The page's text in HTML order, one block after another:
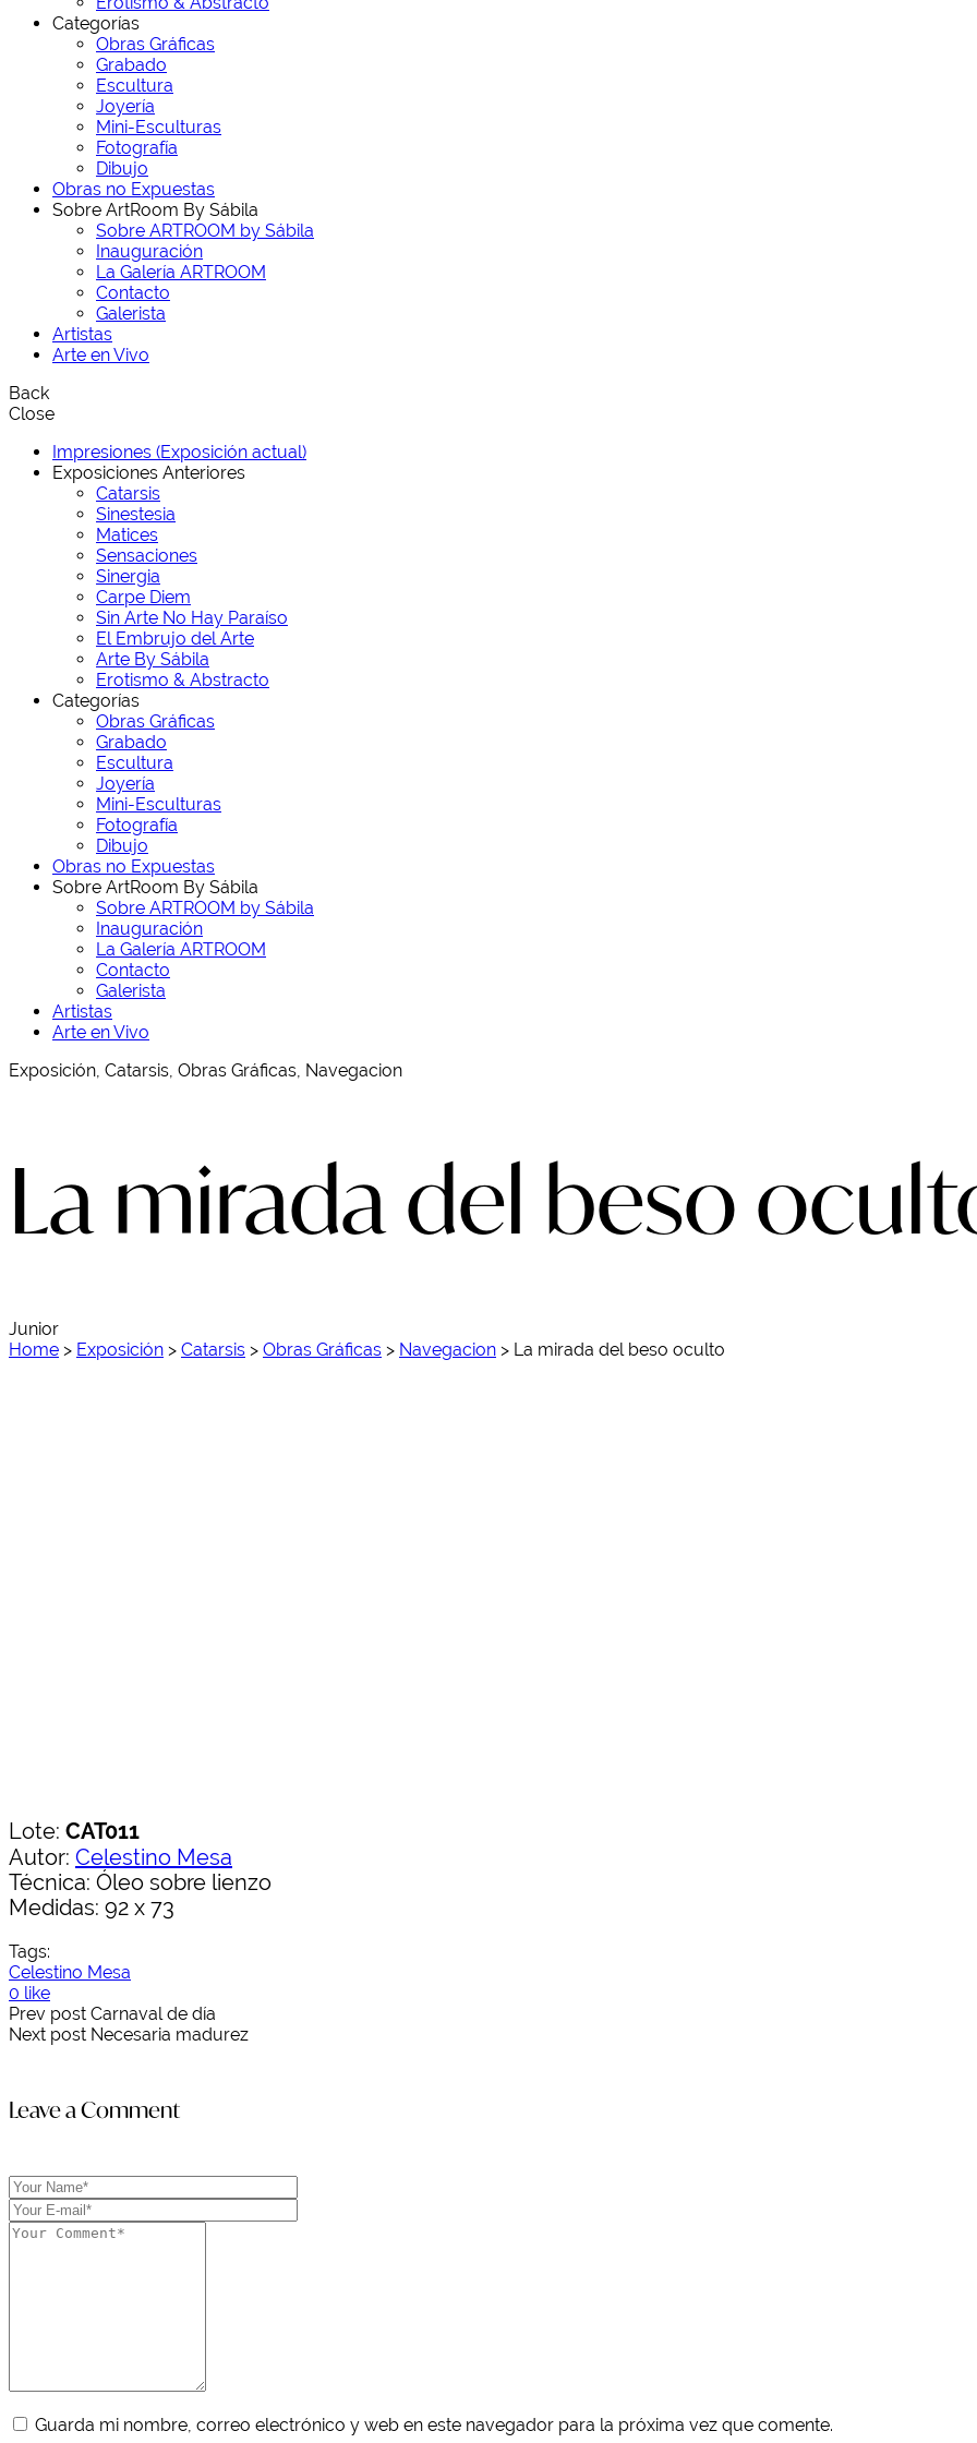
Categorías
Obras Gráficas
Grabado
Escultura
Joyería
Mini-Esculturas
Fotografía
Dibujo
Obras no Expuestas
Sobre ArtRoom By Sábila
Sobre ARTROOM by Sábila
Inauguración
La Galería ARTROOM
Contacto
Galerista
Artistas
Arte en Vivo
Back
Close
Impresiones (Exposición actual)
Exposiciones Anteriores
Catarsis
Sinestesia
Matices
Sensaciones
Sinergia
Carpe Diem
Sin Arte No Hay Paraíso
El Embrujo del Arte
Arte By Sábila
Erotismo & Abstracto
Categorías
Obras Gráficas
Grabado
Escultura
Joyería
Mini-Esculturas
Fotografía
Dibujo
Obras no Expuestas
Sobre ArtRoom By Sábila
Sobre ARTROOM by Sábila
Inauguración
La Galería ARTROOM
Contacto
Galerista
Artistas
Arte en Vivo
Exposición, Catarsis, Obras Gráficas, Navegacion
La mirada del beso
Junior
Home > Exposición > Catarsis > Obras Gráficas > Navegacion > La mirada del beso oculto
Lote: CAT011
Autor: Celestino Mesa
Técnica: Óleo sobre lienzo
Medidas: 92 x 73
Tags:
Celestino Mesa
0 like
Prev post Carnaval de día
Next post Necesaria madurez
Leave a Comment
Guarda mi nombre, correo electrónico y web en este navegador para la próxima vez que comente.